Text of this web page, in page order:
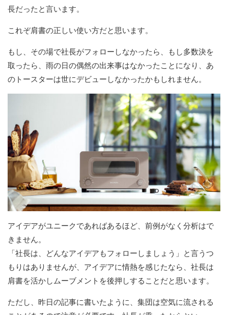
長だったと言います。
これぞ肩書の正しい使い方だと思います。
もし、その場で社長がフォローしなかったら、もし多数決を
取ったら、雨の日の偶然の出来事はなかったことになり、あ
のトースターは世にデビューしなかったかもしれません。
アイデアがユニークであればあるほど、前例がなく分析はで
きません。
「社長は、どんなアイデアもフォローしましょう」と言うつ
もりはありませんが、アイデアに情熱を感じたなら、社長は
肩書を活かしムーブメントを後押しすることだと思います。
ただし、昨日の記事に書いたように、集団は空気に流される